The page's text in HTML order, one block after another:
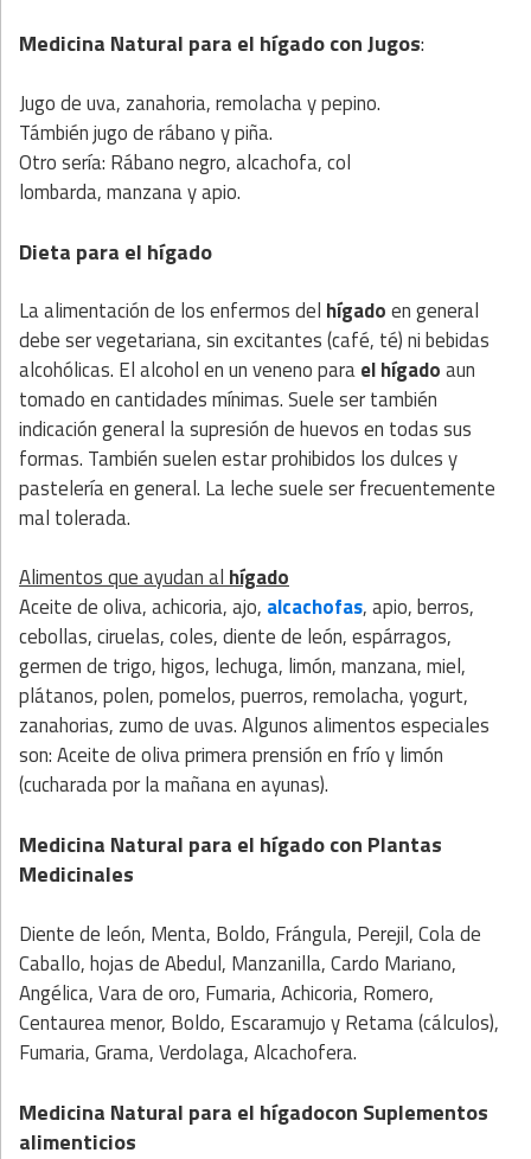
Medicina Natural para el hígadocon Jugos:
Jugo de uva, zanahoria, remolacha y pepino.
Támbién jugo de rábano y piña.
Otro sería: Rábano negro, alcachofa, col
lombarda, manzana y apio.
Dieta para el hígado
La alimentación de los enfermos del hígadoen general
debe ser vegetariana, sin excitantes (café, té) ni bebidas
alcohólicas. El alcohol en un veneno parael hígadoaun
tomado en cantidades mínimas. Suele ser también
indicación general la supresión de huevos en todas sus
formas. También suelen estar prohibidos los dulces y
pastelería en general. La leche suele ser frecuentemente
mal tolerada.
Alimentos que ayudan alhígado
Aceite de oliva, achicoria, ajo, alcachofas, apio, berros,
cebollas, ciruelas, coles, diente de león, espárragos,
germen de trigo, higos, lechuga, limón, manzana, miel,
plátanos, polen, pomelos, puerros, remolacha, yogurt,
zanahorias, zumo de uvas. Algunos alimentos especiales
son: Aceite de oliva primera prensión en frío y limón
(cucharada por la mañana en ayunas).
Medicina Natural para el hígadocon Plantas
Medicinales
Diente de león, Menta, Boldo, Frángula, Perejil, Cola de
Caballo, hojas de Abedul, Manzanilla, Cardo Mariano,
Angélica, Vara de oro, Fumaria, Achicoria, Romero,
Centaurea menor, Boldo, Escaramujo y Retama (cálculos),
Fumaria, Grama, Verdolaga, Alcachofera.
Medicina Natural para el hígadocon Suplementos
alimenticios